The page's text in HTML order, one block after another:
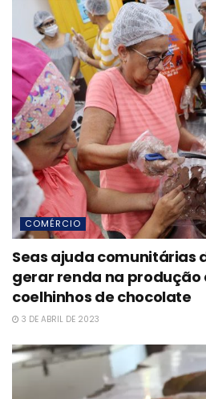
COMÉRCIO
Seas ajuda comunitárias
gerar renda na produção
coelhinhos de chocolate
3 DE ABRIL DE 2023